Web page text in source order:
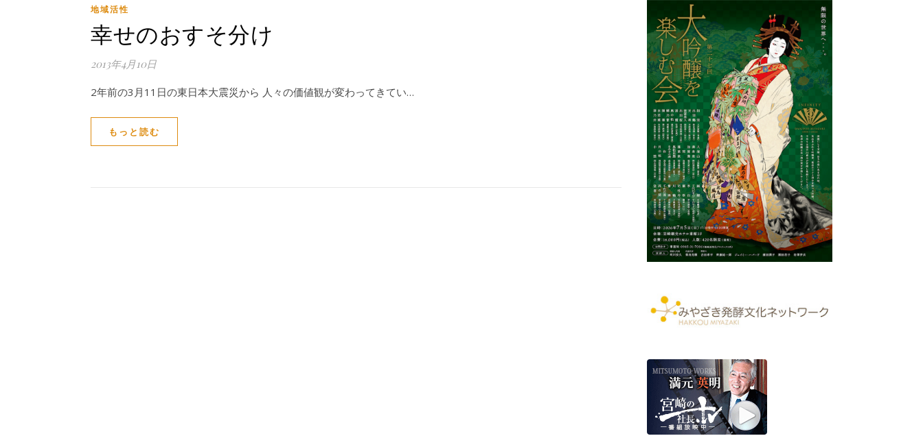
地域活性
幸せのおすそ分け
2013年4月10日
2年前の3月11日の東日本大震災から 人々の価値観が変わってきてい…
もっと読む